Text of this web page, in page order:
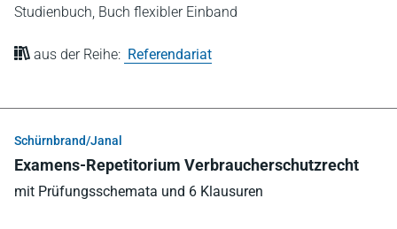
Studienbuch, Buch flexibler Einband
aus der Reihe: Referendariat
Schürnbrand/Janal
Examens-Repetitorium Verbraucherschutzrecht
mit Prüfungsschemata und 6 Klausuren